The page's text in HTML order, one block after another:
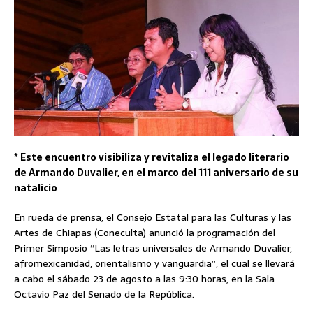
* Este encuentro visibiliza y revitaliza el legado literario
de Armando Duvalier, en el marco del 111 aniversario de su
natalicio
En rueda de prensa, el Consejo Estatal para las Culturas y las
Artes de Chiapas (Coneculta) anunció la programación del
Primer Simposio “Las letras universales de Armando Duvalier,
afromexicanidad, orientalismo y vanguardia”, el cual se llevará
a cabo el sábado 23 de agosto a las 9:30 horas, en la Sala
Octavio Paz del Senado de la República.